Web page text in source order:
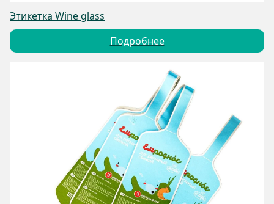
Этикетка Wine glass
Подробнее